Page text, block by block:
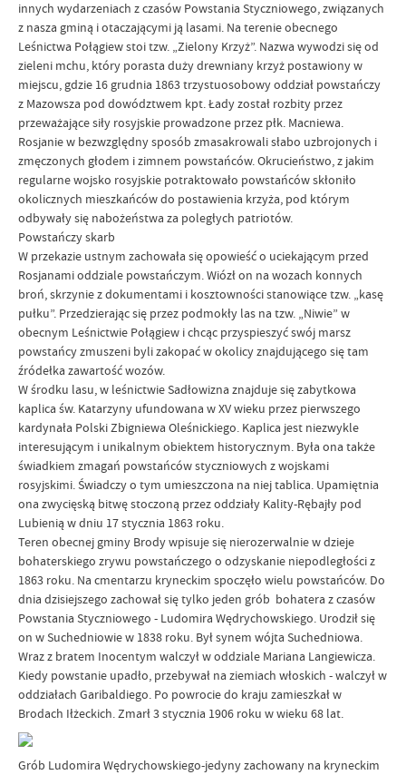
innych wydarzeniach z czasów Powstania Styczniowego, związanych
z nasza gminą i otaczającymi ją lasami. Na terenie obecnego
Leśnictwa Połągiew stoi tzw. „Zielony Krzyż”. Nazwa wywodzi się od
zieleni mchu, który porasta duży drewniany krzyż postawiony w
miejscu, gdzie 16 grudnia 1863 trzystuosobowy oddział powstańczy
z Mazowsza pod dowództwem kpt. Łady został rozbity przez
przeważające siły rosyjskie prowadzone przez płk. Macniewa.
Rosjanie w bezwzględny sposób zmasakrowali słabo uzbrojonych i
zmęczonych głodem i zimnem powstańców. Okrucieństwo, z jakim
regularne wojsko rosyjskie potraktowało powstańców skłoniło
okolicznych mieszkańców do postawienia krzyża, pod którym
odbywały się nabożeństwa za poległych patriotów.
Powstańczy skarb
W przekazie ustnym zachowała się opowieść o uciekającym przed
Rosjanami oddziale powstańczym. Wiózł on na wozach konnych
broń, skrzynie z dokumentami i kosztowności stanowiące tzw. „kasę
pułku”. Przedzierając się przez podmokły las na tzw. „Niwie” w
obecnym Leśnictwie Połągiew i chcąc przyspieszyć swój marsz
powstańcy zmuszeni byli zakopać w okolicy znajdującego się tam
źródełka zawartość wozów.
W środku lasu, w leśnictwie Sadłowizna znajduje się zabytkowa
kaplica św. Katarzyny ufundowana w XV wieku przez pierwszego
kardynała Polski Zbigniewa Oleśnickiego. Kaplica jest niezwykle
interesującym i unikalnym obiektem historycznym. Była ona także
świadkiem zmagań powstańców styczniowych z wojskami
rosyjskimi. Świadczy o tym umieszczona na niej tablica. Upamiętnia
ona zwycięską bitwę stoczoną przez oddziały Kality-Rębajły pod
Lubienią w dniu 17 stycznia 1863 roku.
Teren obecnej gminy Brody wpisuje się nierozerwalnie w dzieje
bohaterskiego zrywu powstańczego o odzyskanie niepodległości z
1863 roku. Na cmentarzu kryneckim spoczęło wielu powstańców. Do
dnia dzisiejszego zachował się tylko jeden grób bohatera z czasów
Powstania Styczniowego - Ludomira Wędrychowskiego. Urodził się
on w Suchedniowie w 1838 roku. Był synem wójta Suchedniowa.
Wraz z bratem Inocentym walczył w oddziale Mariana Langiewicza.
Kiedy powstanie upadło, przebywał na ziemiach włoskich - walczył w
oddziałach Garibaldiego. Po powrocie do kraju zamieszkał w
Brodach Iłżeckich. Zmarł 3 stycznia 1906 roku w wieku 68 lat.
Grób Ludomira Wędrychowskiego-jedyny zachowany na kryneckim